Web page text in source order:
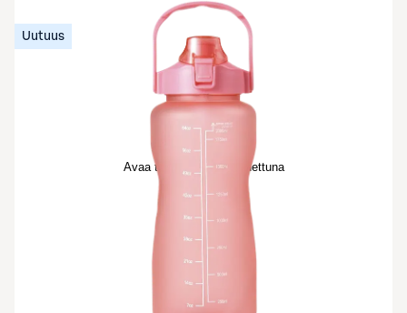
Avaa tuotekuva suurennettuna
Uutuus